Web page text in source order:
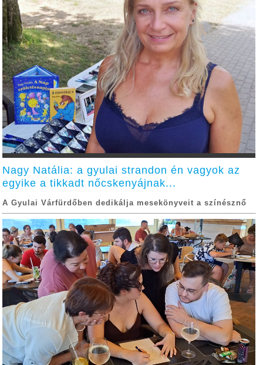
Nagy Natália: a gyulai strandon én vagyok az
egyike a tikkadt nőcskenyájnak...
A Gyulai Várfürdőben dedikálja mesekönyveit a színésznő